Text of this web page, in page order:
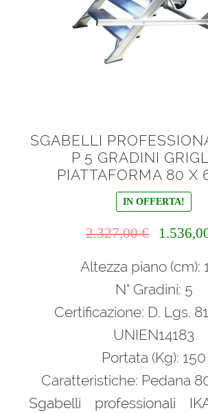
SGABELLI
P 5 GRADINI
PIATTAFORMA 80 X
IN OFFERTA!
2.327,00€
originale
2.327,00 €.
Altezza piano (cm):
N° Gradini: 5
Certificazione: D. Lgs.
UNIEN14183
Portata (Kg): 150
Caratteristiche: Pedana
Sgabelli professionali